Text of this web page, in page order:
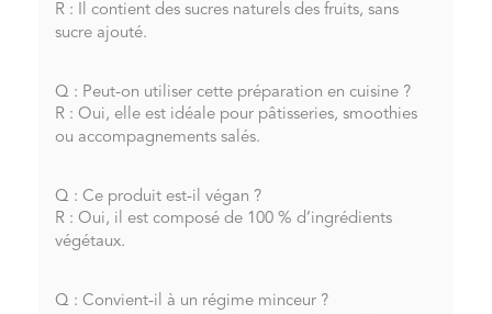
R : Il contient des sucres naturels des fruits, sans
sucre ajouté.
Q : Peut-on utiliser cette préparation en cuisine ?
R : Oui, elle est idéale pour pâtisseries, smoothies
ou accompagnements salés.
Q : Ce produit est-il végan ?
R : Oui, il est composé de 100 % d’ingrédients
végétaux.
Q : Convient-il à un régime minceur ?